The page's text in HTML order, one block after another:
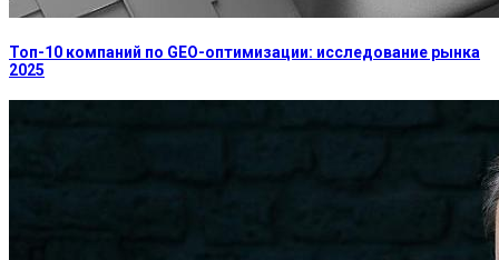
Топ-10 компаний по GEO-оптимизации: исследование рынка
2025